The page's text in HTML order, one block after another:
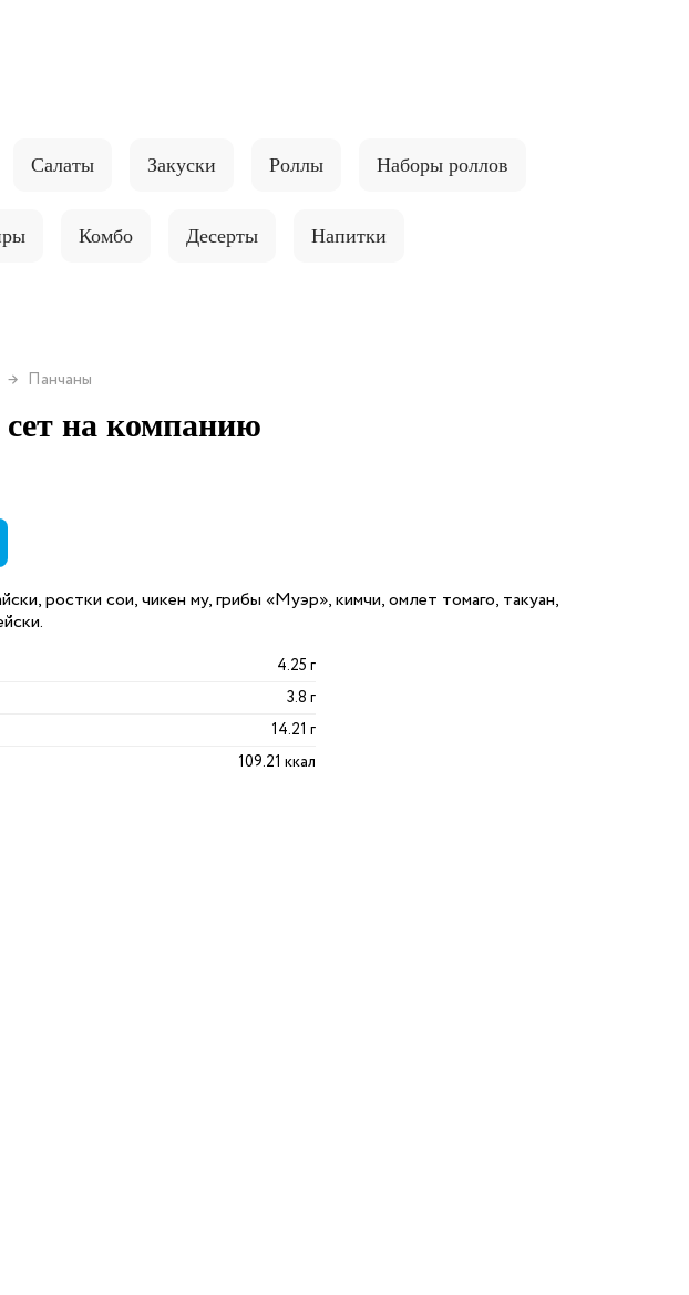
Салаты Закуски Роллы Наборы роллов
Комбо Десерты Напитки
Панчаны
на компанию
ростки сои, чикен му, грибы «Муэр», кимчи, омлет томаго, такуан,
4.25 г
3.8 г
14.21 г
109.21 ккал